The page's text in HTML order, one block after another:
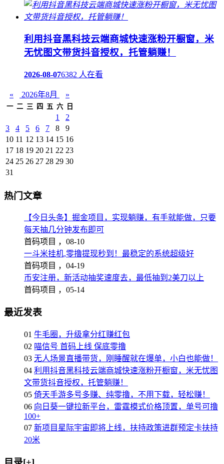
利用抖音黑科技云端商城快速涨粉开橱窗，米
无忧图文带货抖音授权，托管躺赚！
2026-08-076382 人在看
« 2026年8月 »
一 二 三 四 五 六 日
1
2
3
4 5 6 7 8
9
10 11 12 13 14 15 16
17 18 19 20 21 22 23
24 25 26 27 28 29 30
31
热门文章
【今日头条】掘金项目，实现躺赚，有手就能做，只要
每天抽几分钟发布即可
首码项目 ， 08-10
一斗米挂机,零撸提现秒到！最稳定的系统超级好
首码项目 ， 04-19
币安注册，新活动抽奖速度去，最低抽到2美刀以上
首码项目 ， 05-14
最近发表
01 牛毛圈，升级拿分红赚红包
02 喵信号 首码上线 保底零撸
03 无人场景直播带货，刚睡醒就在爆单，小白也能做！
04 利用抖音黑科技云端商城快速涨粉开橱窗，米无忧图
文带货抖音授权，托管躺赚！
05 倚天手游多号多赚、纯零撸，不用下载，轻松赚！
06 向日葵一键拉新平台，雷霆模式价格顶置，单号可撸
100+
07 新项目星际宇宙即将上线，扶持政策进群预定卡扶持
20米